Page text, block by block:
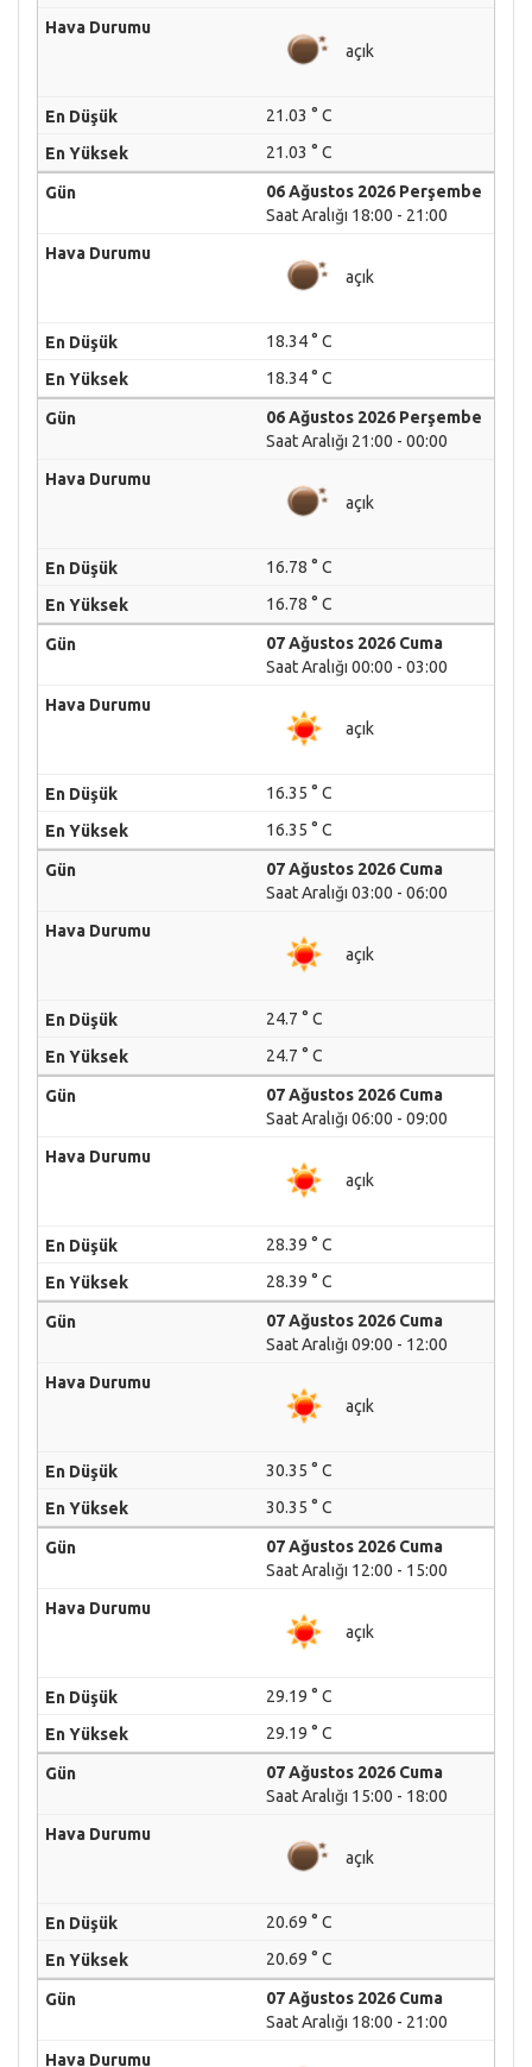
açık
21.03 ° C
21.03 ° C
06 Ağustos 2026 Perşembe
Saat Aralığı 18:00 - 21:00
açık
18.34 ° C
18.34 ° C
06 Ağustos 2026 Perşembe
Saat Aralığı 21:00 - 00:00
açık
16.78 ° C
16.78 ° C
07 Ağustos 2026 Cuma
Saat Aralığı 00:00 - 03:00
açık
16.35 ° C
16.35 ° C
07 Ağustos 2026 Cuma
Saat Aralığı 03:00 - 06:00
açık
24.7 ° C
24.7 ° C
07 Ağustos 2026 Cuma
Saat Aralığı 06:00 - 09:00
açık
28.39 ° C
28.39 ° C
07 Ağustos 2026 Cuma
Saat Aralığı 09:00 - 12:00
açık
30.35 ° C
30.35 ° C
07 Ağustos 2026 Cuma
Saat Aralığı 12:00 - 15:00
açık
29.19 ° C
29.19 ° C
07 Ağustos 2026 Cuma
Saat Aralığı 15:00 - 18:00
açık
20.69 ° C
20.69 ° C
07 Ağustos 2026 Cuma
Saat Aralığı 18:00 - 21:00